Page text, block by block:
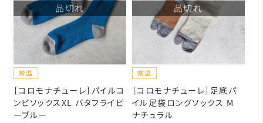
品切れ
［コロモナチューレ］パイルコ
ンビソックスXL バタフライピ
ーブルー
品切れ
［コロモナチューレ］足底パ
イル足袋ロングソックス M
ナチュラル